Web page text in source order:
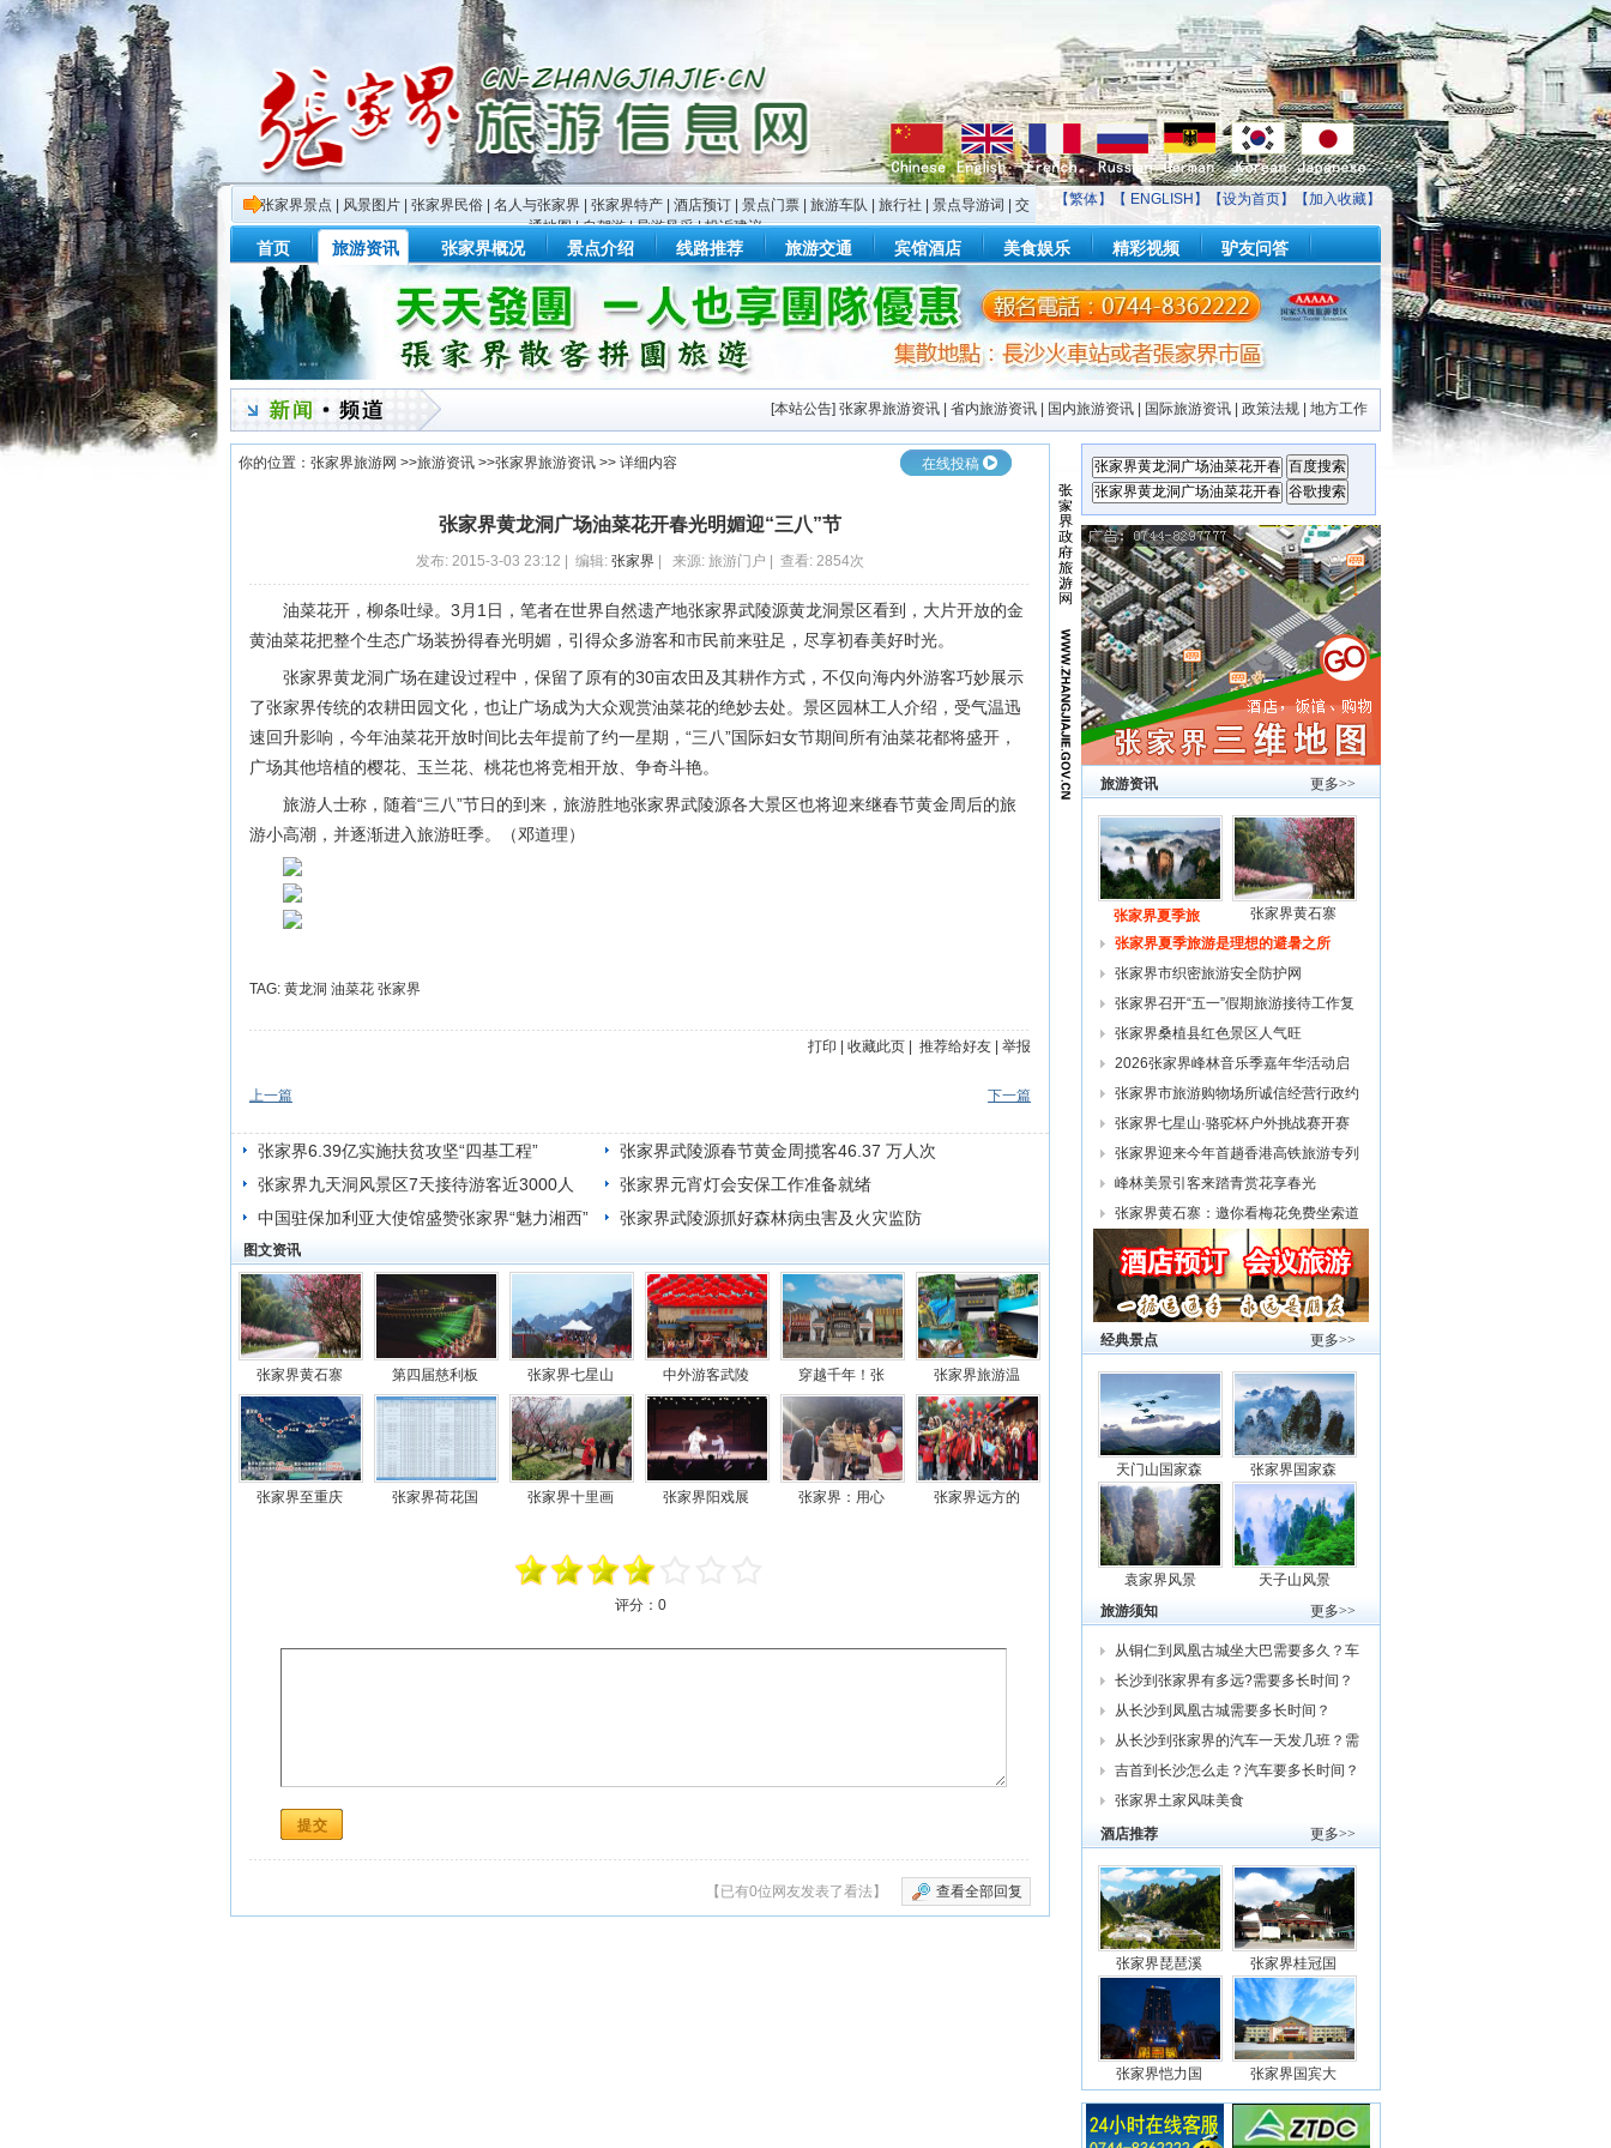
【繁体】【 ENGLISH 】【设为首页】【加入收藏】
张家界景点 风景图片 张家界民俗 名人与张家界 张家界特产 酒店预订 景点门票 旅游车队 旅行社 景点导游词
交
通地图|自驾游|导游风采|投诉建议
首页 旅游资讯 张家界概况 景点介绍 线路推荐 旅游交通 宾馆酒店 美食娱乐 精彩视频 驴友问答
[本站公告] 张家界旅游资讯 省内旅游资讯 国内旅游资讯 国际旅游资讯 政策法规 地方工作
你的位置： 张家界旅游网 >>旅游资讯 >>张家界旅游资讯 >> 详细内容 在线投稿
张家界黄龙洞广场油菜花开春光明媚迎“三八”节
发布: 2015-3-03 23:12 | 编辑: 张家界 | 来源: 旅游门户 | 查看: 2854次
油菜花开，柳条吐绿。3月1日，笔者在世界自然遗产地张家界武陵源黄龙洞景区看到，大片开放的金
黄油菜花把整个生态广场装扮得春光明媚，引得众多游客和市民前来驻足，尽享初春美好时光。
张家界黄龙洞广场在建设过程中，保留了原有的30亩农田及其耕作方式，不仅向海内外游客巧妙展示
了张家界传统的农耕田园文化，也让广场成为大众观赏油菜花的绝妙去处。景区园林工人介绍，受气温迅
速回升影响，今年油菜花开放时间比去年提前了约一星期，“三八”国际妇女节期间所有油菜花都将盛开，
广场其他培植的樱花、玉兰花、桃花也将竞相开放、争奇斗艳。
旅游人士称，随着“三八”节日的到来，旅游胜地张家界武陵源各大景区也将迎来继春节黄金周后的旅
游小高潮，并逐渐进入旅游旺季。（邓道理）
TAG: 黄龙洞 油菜花 张家界
打印 收藏此页 推荐给好友 举报
上一篇 下一篇
张家界6.39亿实施扶贫攻坚“四基工程”
张家界武陵源春节黄金周揽客46.37 万人次
张家界九天洞风景区7天接待游客近3000人
张家界元宵灯会安保工作准备就绪
中国驻保加利亚大使馆盛赞张家界“魅力湘西”
张家界武陵源抓好森林病虫害及火灾监防
图文资讯
张家界黄石寨 第四届慈利板 张家界七星山 中外游客武陵 穿越千年！张 张家界旅游温
张家界至重庆 张家界荷花国 张家界十里画 张家界阳戏展 张家界：用心 张家界远方的
评分： 0
查看全部回复
【已有0位网友发表了看法】
更多>>
旅游资讯
张家界夏季旅
张家界黄石寨
张家界夏季旅游是理想的避暑之所
张家界市织密旅游安全防护网
张家界召开“五一”假期旅游接待工作复
张家界桑植县红色景区人气旺
2026张家界峰林音乐季嘉年华活动启
幕
张家界市旅游购物场所诚信经营行政约
谈
张家界七星山·骆驼杯户外挑战赛开赛
张家界迎来今年首趟香港高铁旅游专列
峰林美景引客来踏青赏花享春光
张家界黄石寨：邀你看梅花免费坐索道
更多>>
经典景点
天门山国家森 张家界国家森
袁家界风景
天子山风景
更多>>
旅游须知
从铜仁到凤凰古城坐大巴需要多久？车
费
长沙到张家界有多远?需要多长时间？
从
从长沙到凤凰古城需要多长时间？
从长沙到张家界的汽车一天发几班？需
要
吉首到长沙怎么走？汽车要多长时间？
我
张家界土家风味美食
更多>>
酒店推荐
张家界琵琶溪 张家界桂冠国
张家界恺力国 张家界国宾大